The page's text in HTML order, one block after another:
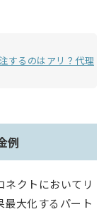
するのはアリ？代理
例
ネクトにおいてリ
最大化するパート